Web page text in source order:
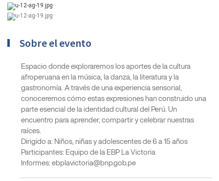
Sobre el evento
Espacio donde exploraremos los aportes de la cultura
afroperuana en la música, la danza, la literatura y la
gastronomía. A través de una experiencia sensorial,
conoceremos cómo estas expresiones han construido una
parte esencial de la identidad cultural del Perú. Un
encuentro para aprender, compartir y celebrar nuestras
raíces.
Dirigido a: Niños, niñas y adolescentes de 6 a 15 años
Participantes: Equipo de la EBP La Victoria
Informes: ebplavictoria@bnp.gob.pe